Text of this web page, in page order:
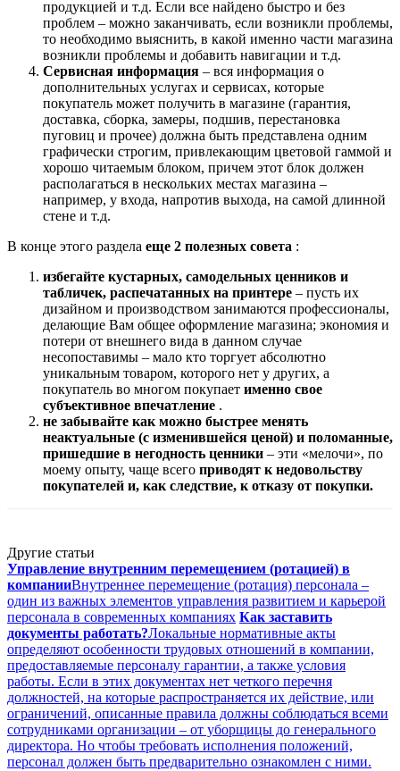
продукцией и т.д. Если все найдено быстро и без
проблем – можно заканчивать, если возникли проблемы,
то необходимо выяснить, в какой именно части магазина
возникли проблемы и добавить навигации и т.д.
Сервисная информация – вся информация о
дополнительных услугах и сервисах, которые
покупатель может получить в магазине (гарантия,
доставка, сборка, замеры, подшив, перестановка
пуговиц и прочее) должна быть представлена одним
графически строгим, привлекающим цветовой гаммой и
хорошо читаемым блоком, причем этот блок должен
располагаться в нескольких местах магазина –
например, у входа, напротив выхода, на самой длинной
стене и т.д.
В конце этого раздела еще 2 полезных совета :
избегайте кустарных, самодельных ценников и
табличек, распечатанных на принтере – пусть их
дизайном и производством занимаются профессионалы,
делающие Вам общее оформление магазина; экономия и
потери от внешнего вида в данном случае
несопоставимы – мало кто торгует абсолютно
уникальным товаром, которого нет у других, а
покупатель во многом покупает именно свое
субъективное впечатление .
не забывайте как можно быстрее менять
неактуальные (с изменившейся ценой) и поломанные,
пришедшие в негодность ценники – эти «мелочи», по
моему опыту, чаще всего приводят к недовольству
покупателей и, как следствие, к отказу от покупки.
Другие статьи
Управление внутренним перемещением (ротацией) в
компанииВнутреннее перемещение (ротация) персонала –
один из важных элементов управления развитием и карьерой
персонала в современных компаниях Как заставить
документы работать?Локальные нормативные акты
определяют особенности трудовых отношений в компании,
предоставляемые персоналу гарантии, а также условия
работы. Если в этих документах нет четкого перечня
должностей, на которые распространяется их действие, или
ограничений, описанные правила должны соблюдаться всеми
сотрудниками организации – от уборщицы до генерального
директора. Но чтобы требовать исполнения положений,
персонал должен быть предварительно ознакомлен с ними.